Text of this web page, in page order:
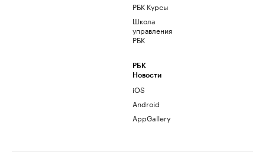
РБК Курсы
Школа
управления
РБК
РБК
Новости
iOS
Android
AppGallery